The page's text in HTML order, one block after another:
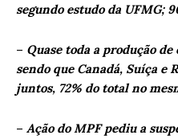
segundo estudo da UFMG;
– Quase toda a produção
sendo que Canadá, Suíça e
juntos, 72% do total no
– Ação do MPF pediu a